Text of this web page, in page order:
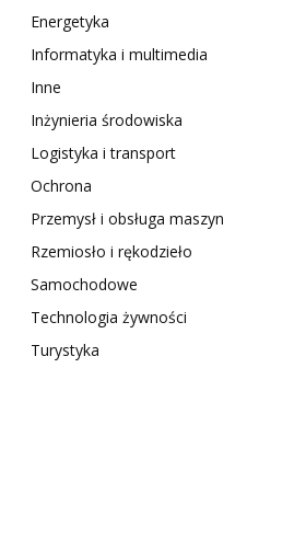
Energetyka
Informatyka i multimedia
Inne
Inżynieria środowiska
Logistyka i transport
Ochrona
Przemysł i obsługa maszyn
Rzemiosło i rękodzieło
Samochodowe
Technologia żywności
Turystyka